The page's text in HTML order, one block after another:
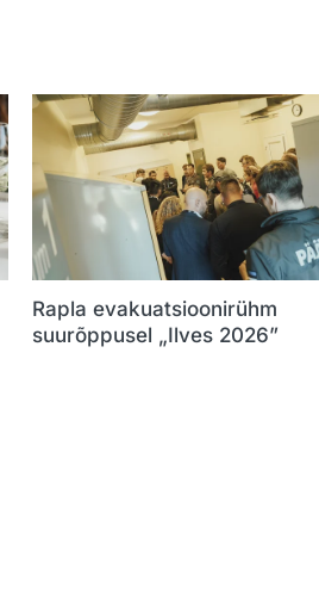
Rapla evakuatsioonirühm
suurõppusel „Ilves 2026”